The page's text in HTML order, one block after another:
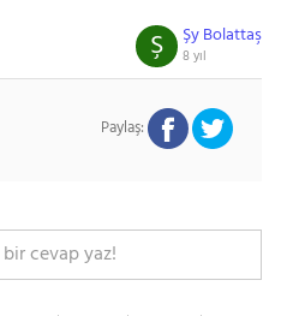
Şy Bolattaş
8 yıl
Ş
Paylaş: